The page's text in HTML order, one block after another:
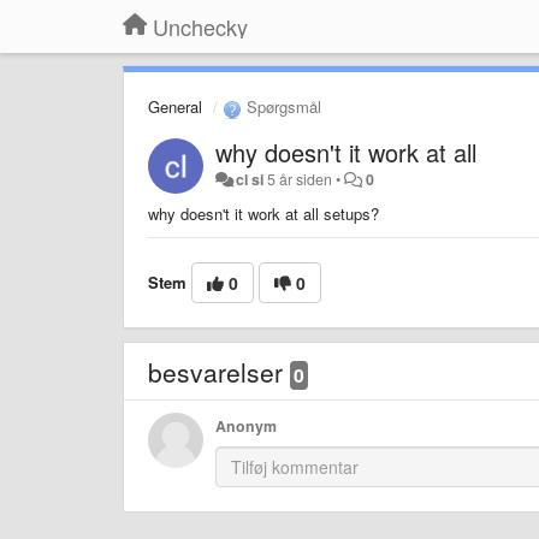
Unchecky
General Spørgsmål
why doesn't it work at all
cl si5 år siden • 0
why doesn't it work at all setups?
Stem 0 0
besvarelser 0
Anonym